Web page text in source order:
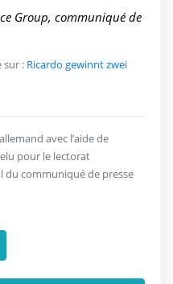
Group, communiqué de
sur : Ricardo gewinnt zwei
avec l’aide de
pour le lectorat
du communiqué de presse